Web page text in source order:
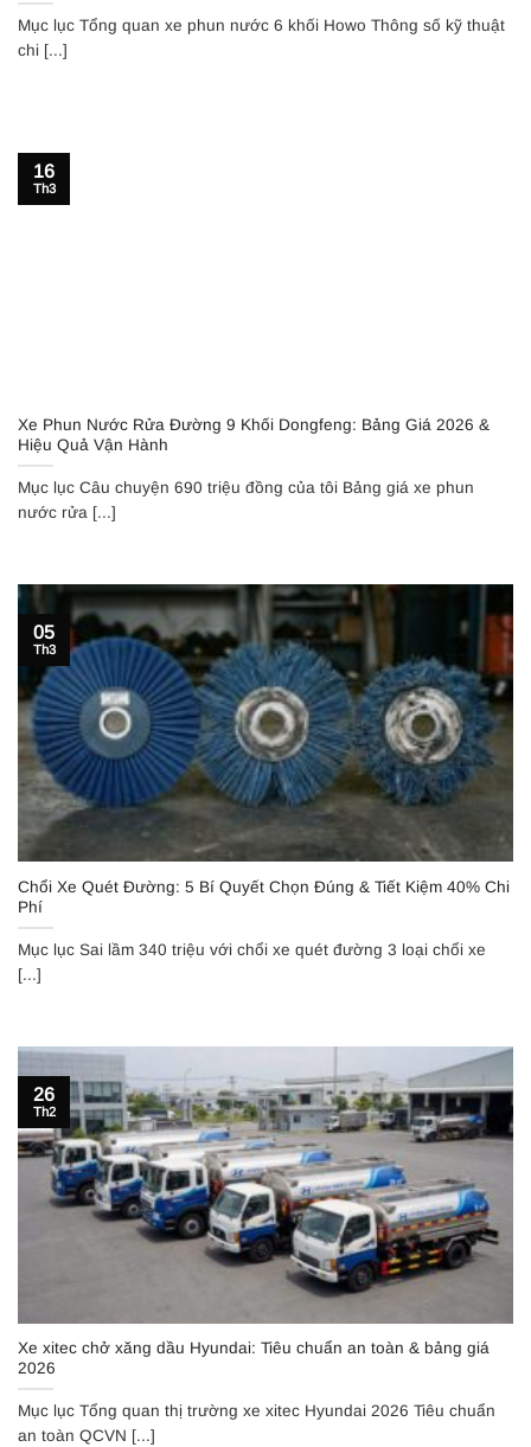
Mục lục Tổng quan xe phun nước 6 khối Howo Thông số kỹ thuật
chi [...]
Xe Phun Nước Rửa Đường 9 Khối Dongfeng: Bảng Giá 2026 &
Hiệu Quả Vận Hành
Mục lục Câu chuyện 690 triệu đồng của tôi Bảng giá xe phun
nước rửa [...]
16
Th3
Chổi Xe Quét Đường: 5 Bí Quyết Chọn Đúng & Tiết Kiệm 40% Chi
Phí
Mục lục Sai lầm 340 triệu với chổi xe quét đường 3 loại chổi xe
[...]
05
Th3
Xe xitec chở xăng dầu Hyundai: Tiêu chuẩn an toàn & bảng giá
2026
Mục lục Tổng quan thị trường xe xitec Hyundai 2026 Tiêu chuẩn
an toàn QCVN [...]
26
Th2